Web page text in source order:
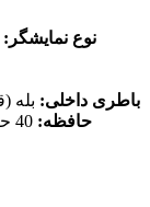
نوع نمایشگر:
باطری داخلی: بله
حافظه: